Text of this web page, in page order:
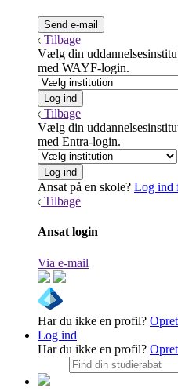
Tilbage
Vælg din
med WAYF-login.
Tilbage
Vælg din
med Entra-login.
Ansat på en skole? Log ind
Tilbage
Ansat login
Via e-mail
Har du ikke en profil?
Log ind
Har du ikke en profil?